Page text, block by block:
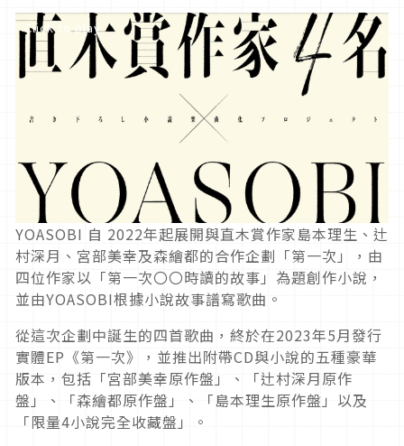
Click to play
YOASOBI 自 2022年起展開與直木賞作家島本理生、辻
村深月、宮部美幸及森繪都的合作企劃「第一次」，由
四位作家以「第一次〇〇時讀的故事」為題創作小說，
並由YOASOBI根據小說故事譜寫歌曲。
從這次企劃中誕生的四首歌曲，終於在2023年5月發行
實體EP《第一次》，並推出附帶CD與小說的五種豪華
版本，包括「宮部美幸原作盤」、「辻村深月原作
盤」、「森繪都原作盤」、「島本理生原作盤」以及
「限量4小說完全收藏盤」。